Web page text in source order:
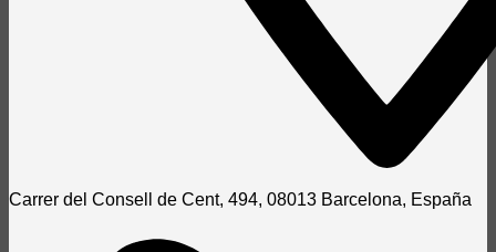
Carrer del Consell de Cent, 494, 08013 Barcelona, España